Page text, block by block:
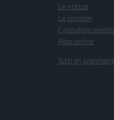
Le notizie
Le circolari
Calendario eventi
Albo online
Tutti gli